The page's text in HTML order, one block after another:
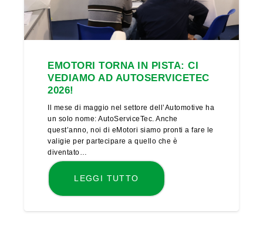
EMOTORI TORNA IN PISTA: CI
VEDIAMO AD AUTOSERVICETEC
2026!
Il mese di maggio nel settore dell’Automotive ha
un solo nome: AutoServiceTec. Anche
quest’anno, noi di eMotori siamo pronti a fare le
valigie per partecipare a quello che è
diventato…
LEGGI TUTTO